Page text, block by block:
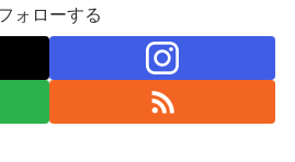
ォローする